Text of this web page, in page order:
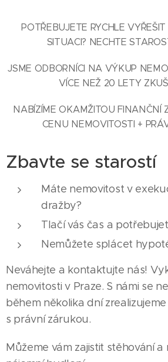
POTŘEBUJETE RYCHLE
SITUACI? NECHTE
JSME ODBORNÍCI NA VÝKUP
VÍCE NEŽ 20 LETY
NABÍZÍME OKAMŽITOU FINANČNÍ
CENU NEMOVITOSTI +
Zbavte se starostí
Máte nemovitost v
dražby?
Tlačí vás čas a
Nemůžete splácet
Neváhejte a kontaktujte nás!
nemovitosti v Praze. S námi se
během několika dní
s právní zárukou.
Můžeme vám zajistit stěhování a